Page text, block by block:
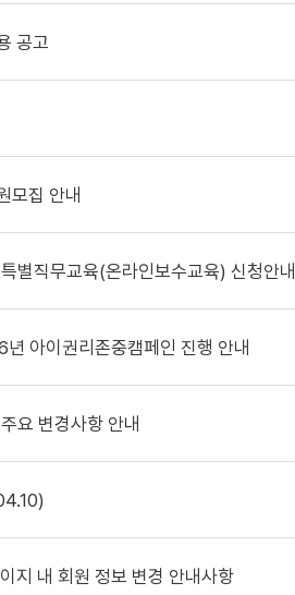
공고
모집 안내
별직무교육(온라인보수교육) 신청안내
아이권리존중캠페인 진행 안내
요 변경사항 안내
지 내 회원 정보 변경 안내사항